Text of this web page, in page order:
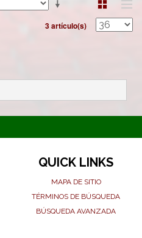
3 artículo(s)
QUICK LINKS
MAPA DE SITIO
TÉRMINOS DE BÚSQUEDA
BÚSQUEDA AVANZADA